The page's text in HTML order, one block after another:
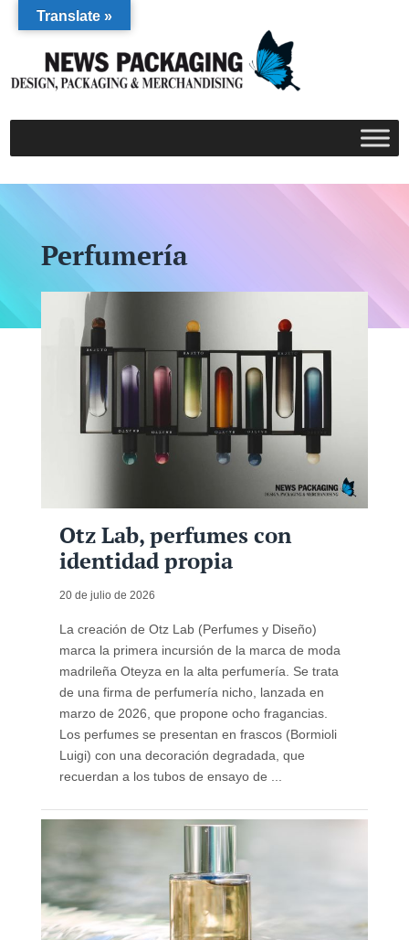
Perfumería
Otz Lab, perfumes con
identidad propia
20 de julio de 2026
La creación de Otz Lab (Perfumes y Diseño)
marca la primera incursión de la marca de moda
madrileña Oteyza en la alta perfumería. Se trata
de una firma de perfumería nicho, lanzada en
marzo de 2026, que propone ocho fragancias.
Los perfumes se presentan en frascos (Bormioli
Luigi) con una decoración degradada, que
recuerdan a los tubos de ensayo de ...
Translate »